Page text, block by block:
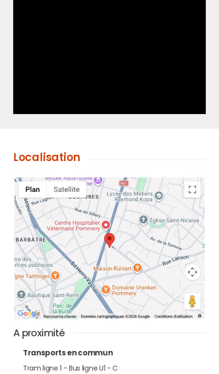
Localisation
A proximité
Transports en commun
Tram ligne 1 - Bus ligne U1 - C